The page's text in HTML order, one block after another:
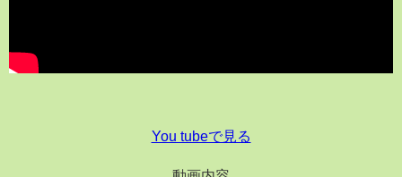
You tubeで見る